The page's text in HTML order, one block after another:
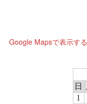
Google Mapsで表示する